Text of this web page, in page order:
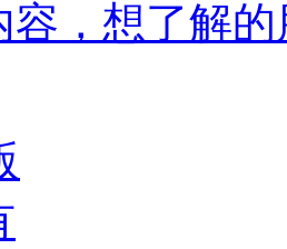
容，想了解